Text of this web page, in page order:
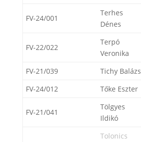
FV-24/001
Terhes
Dénes
FV-22/022
Terpó
Veronika
FV-21/039 Tichy Balázs
FV-24/012
Tőke Eszter
FV-21/041
Tölgyes
Ildikó
Tolonics